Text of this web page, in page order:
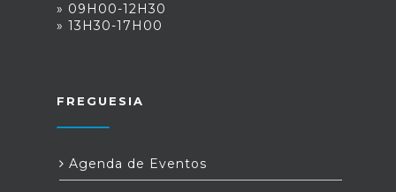
» 09H00-12H30
» 13H30-17H00
FREGUESIA
Agenda de Eventos